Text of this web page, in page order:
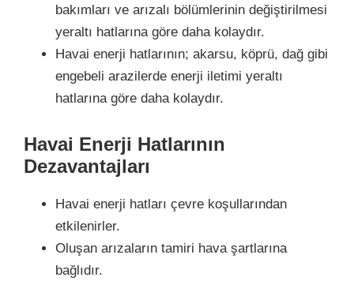
bakımları ve arızalı bölümlerinin değiştirilmesi
yeraltı hatlarına göre daha kolaydır.
Havai enerji hatlarının; akarsu, köprü, dağ gibi
engebeli arazilerde enerji iletimi yeraltı
hatlarına göre daha kolaydır.
Havai Enerji Hatlarının
Dezavantajları
Havai enerji hatları çevre koşullarından
etkilenirler.
Oluşan arızaların tamiri hava şartlarına
bağlıdır.